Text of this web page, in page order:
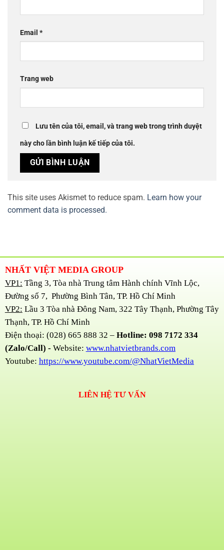
Email *
Trang web
Lưu tên của tôi, email, và trang web trong trình duyệt
này cho lần bình luận kế tiếp của tôi.
This site uses Akismet to reduce spam. Learn how your
comment data is processed.
NHẤT VIỆT MEDIA GROUP
VP1: Tầng 3, Tòa nhà Trung tâm Hành chính Vĩnh Lộc,
Đường số 7, Phường Bình Tân, TP. Hồ Chí Minh
VP2: Lầu 3 Tòa nhà Đông Nam, 322 Tây Thạnh, Phường Tây
Thạnh, TP. Hồ Chí Minh
Điện thoại: (028) 665 888 32 – Hotline: 098 7172 334
(Zalo/Call) - Website: www.nhatvietbrands.com
Youtube: https://www.youtube.com/@NhatVietMedia
LIÊN HỆ TƯ VẤN